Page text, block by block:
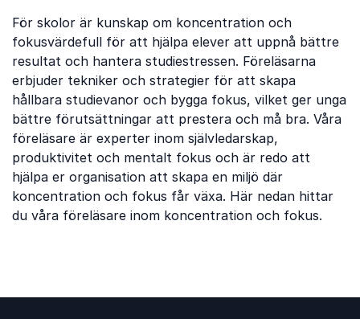
För skolor är kunskap om koncentration och
fokusvärdefull för att hjälpa elever att uppnå bättre
resultat och hantera studiestressen. Föreläsarna
erbjuder tekniker och strategier för att skapa
hållbara studievanor och bygga fokus, vilket ger unga
bättre förutsättningar att prestera och må bra. Våra
föreläsare är experter inom självledarskap,
produktivitet och mentalt fokus och är redo att
hjälpa er organisation att skapa en miljö där
koncentration och fokus får växa. Här nedan hittar
du våra föreläsare inom koncentration och fokus.